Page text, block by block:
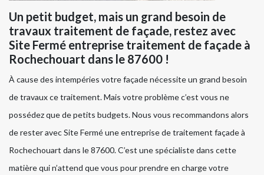
Un petit budget, mais un grand besoin de
travaux traitement de façade, restez avec
Site Fermé entreprise traitement de façade à
Rochechouart dans le 87600 !
À cause des intempéries votre façade nécessite un grand besoin
de travaux ce traitement. Mais votre problème c’est vous ne
possédez que de petits budgets. Nous vous recommandons alors
de rester avec Site Fermé une entreprise de traitement façade à
Rochechouart dans le 87600. C’est une spécialiste dans cette
matière qui n’attend que vous pour prendre en charge votre